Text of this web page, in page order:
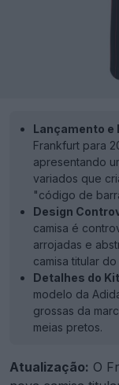
Lançamento e
Frankfurt para
apresentando
variados que
"código de
Design
camisa é
arrojadas e
camisa titular
Detalhes do
modelo da
grossas da
meias pretos.
Atualização: O